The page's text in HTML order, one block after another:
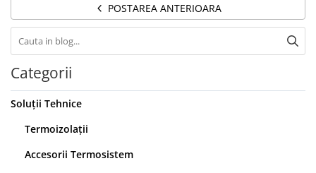
POSTAREA ANTERIOARA
Categorii
Soluții Tehnice
Termoizolații
Accesorii Termosistem